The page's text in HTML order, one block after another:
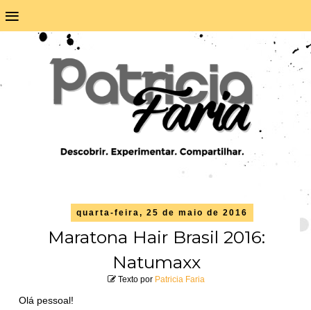
≡
quarta-feira, 25 de maio de 2016
Maratona Hair Brasil 2016:
Natumaxx
Texto por Patricia Faria
Olá pessoal!